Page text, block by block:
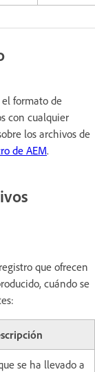
formato de
con cualquier
los archivos de
de AEM.
que ofrecen
cuándo se
se ha llevado a